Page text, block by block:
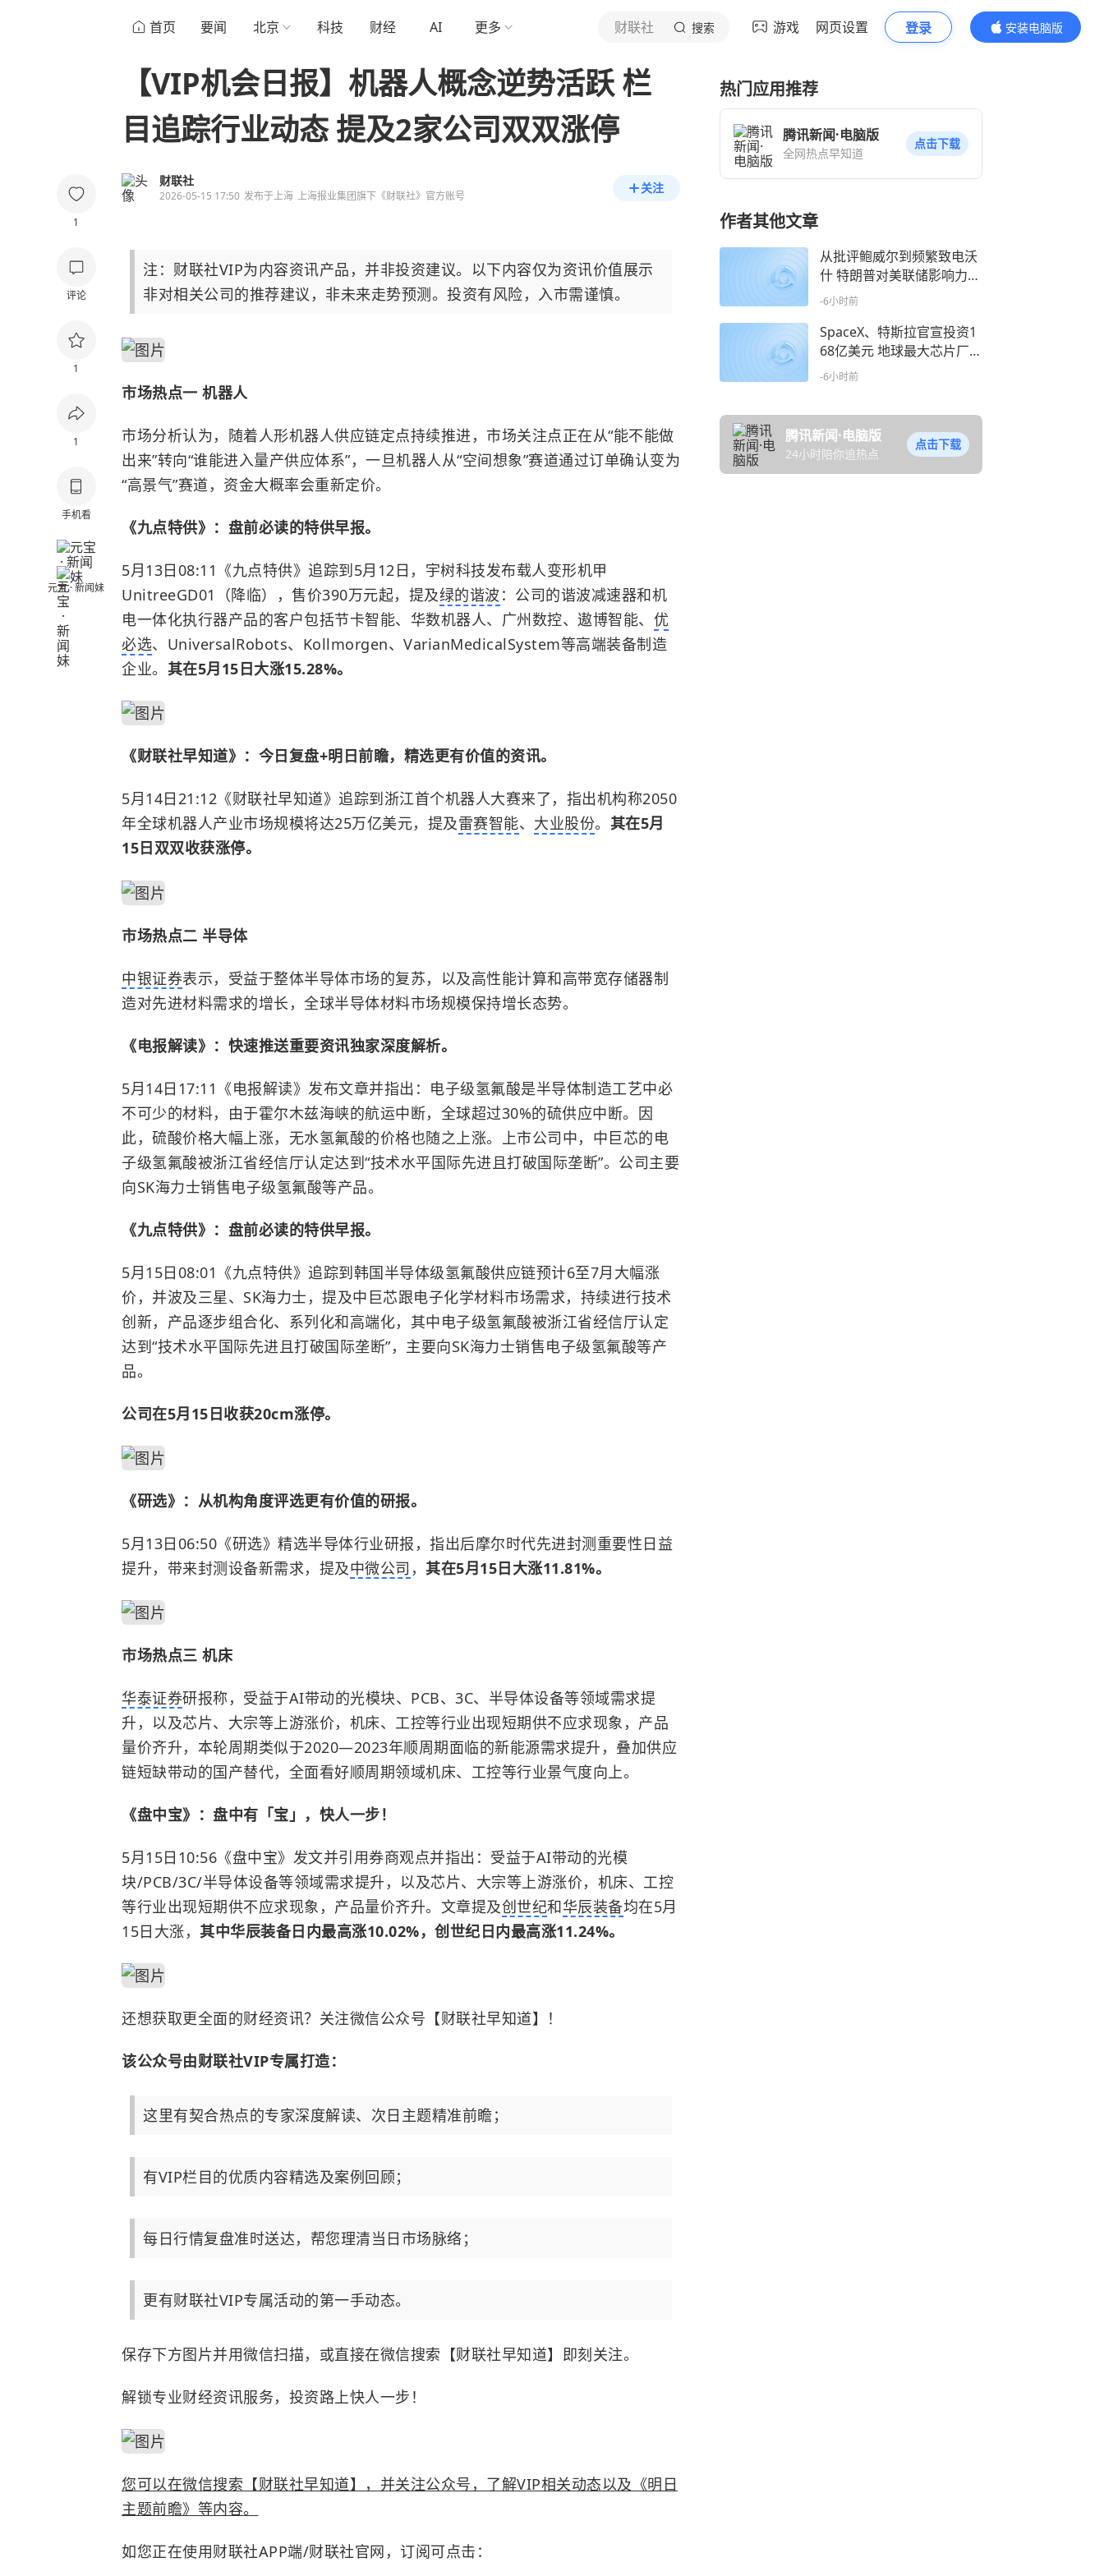
首页 要闻 北京 科技 财经 AI 更多 财联社 搜索 游戏 网页设置 登录
安装电脑版
内容更精彩
1
评论
1
1
手机看
元宝 · 新闻妹
【VIP机会日报】机器人概念逆势活跃 栏
目追踪行业动态 提及2家公司双双涨停
财联社
2026-05-15 17:50 发布于上海 上海报业集团旗下《财联社》官方账号
关注
注：财联社VIP为内容资讯产品，并非投资建议。以下内容仅为资讯价值展示
非对相关公司的推荐建议，非未来走势预测。投资有风险，入市需谨慎。
市场热点一 机器人
市场分析认为，随着人形机器人供应链定点持续推进，市场关注点正在从“能不能做
出来”转向“谁能进入量产供应体系”，一旦机器人从“空间想象”赛道通过订单确认变为
“高景气”赛道，资金大概率会重新定价。
《九点特供》：盘前必读的特供早报。
5月13日08:11《九点特供》 追踪到5月12日 ，宇树科技发布载人变形机甲
UnitreeGD01（降临），售价390万元起，提及绿的谐波 ：公司的谐波减速器和机
电一体化执行器产品的客户包括节卡智能、华数机器人、广州数控、遨博智能、 优
必选、UniversalRobots、Kollmorgen、VarianMedicalSystem等高端装备制造
企业。 其在5月15日大涨15.28%。
《财联社早知道》：今日复盘+明日前瞻，精选更有价值的资讯。
5月14日21:12《财联社早知道》 追踪到浙江首个机器人大赛来了， 指出机构称2050
年全球机器人产业市场规模将达25万亿美元，提及雷赛智能、 大业股份。 其在5月
15日双双收获涨停。
市场热点二 半导体
中银证券表示，受益于整体半导体市场的复苏，以及高性能计算和高带宽存储器制
造对先进材料需求的增长，全球半导体材料市场规模保持增长态势。
《电报解读》：快速推送重要资讯独家深度解析。
5月14日17:11《电报解读》 发布文章并指出 ：电子级氢氟酸是半导体制造工艺中必
不可少的材料，由于霍尔木兹海峡的航运中断，全球超过30%的硫供应中断。因
此，硫酸价格大幅上涨，无水氢氟酸的价格也随之上涨。上市公司中，中巨芯的电
子级氢氟酸被浙江省经信厅认定达到“技术水平国际先进且打破国际垄断”。公司主要
向SK海力士销售电子级氢氟酸等产品。
《九点特供》：盘前必读的特供早报。
5月15日08:01《九点特供》 追踪到韩国半导体级氢氟酸供应链预计6至7月大幅涨
价，并波及三星、SK海力士，提及中巨芯跟电子化学材料市场需求，持续进行技术
创新，产品逐步组合化、系列化和高端化，其中电子级氢氟酸被浙江省经信厅认定
达到“技术水平国际先进且打破国际垄断”，主要向SK海力士销售电子级氢氟酸等产
品。
公司在5月15日收获20cm涨停。
《研选》：从机构角度评选更有价值的研报。
5月13日06:50《研选》 精选半导体行业研报， 指出后摩尔时代先进封测重要性日益
提升，带来封测设备新需求，提及中微公司 ， 其在5月15日大涨11.81%。
市场热点三 机床
华泰证券研报称，受益于AI带动的光模块、PCB、3C、半导体设备等领域需求提
升，以及芯片、大宗等上游涨价，机床、工控等行业出现短期供不应求现象，产品
量价齐升，本轮周期类似于2020—2023年顺周期面临的新能源需求提升，叠加供应
链短缺带动的国产替代，全面看好顺周期领域机床、工控等行业景气度向上。
《盘中宝》：盘中有「宝」，快人一步！
5月15日10:56《盘中宝》 发文并引用券商观点并指出 ：受益于AI带动的光模
块/PCB/3C/半导体设备等领域需求提升，以及芯片、大宗等上游涨价，机床、工控
等行业出现短期供不应求现象，产品量价齐升。文章提及创世纪和华辰装备均在5月
15日大涨， 其中华辰装备日内最高涨10.02%，创世纪日内最高涨11.24%。
还想获取更全面的财经资讯？关注微信公众号【财联社早知道】！
该公众号由财联社VIP专属打造：
这里有契合热点的专家深度解读、次日主题精准前瞻；
有VIP栏目的优质内容精选及案例回顾；
每日行情复盘准时送达，帮您理清当日市场脉络；
更有财联社VIP专属活动的第一手动态。
保存下方图片并用微信扫描，或直接在微信搜索【财联社早知道】即刻关注。
解锁专业财经资讯服务，投资路上快人一步！
您可以在微信搜索【财联社早知道】，并关注公众号，了解VIP相关动态以及《明日
主题前瞻》等内容。
如您正在使用财联社APP端/财联社官网，订阅可点击：
热门应用推荐
腾讯新闻·电脑版
全网热点早知道
点击下载
作者其他文章
从批评鲍威尔到频繁致电沃
什 特朗普对美联储影响力再
受关注
-6小时前
SpaceX、特斯拉官宣投资1
68亿美元 地球最大芯片厂有
新进展
-6小时前
腾讯新闻·电脑版
24小时陪你追热点
点击下载